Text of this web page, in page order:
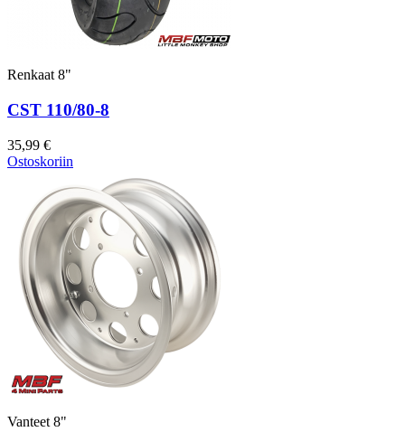
Renkaat 8"
CST 110/80-8
35,99 €
Ostoskoriin
Vanteet 8"